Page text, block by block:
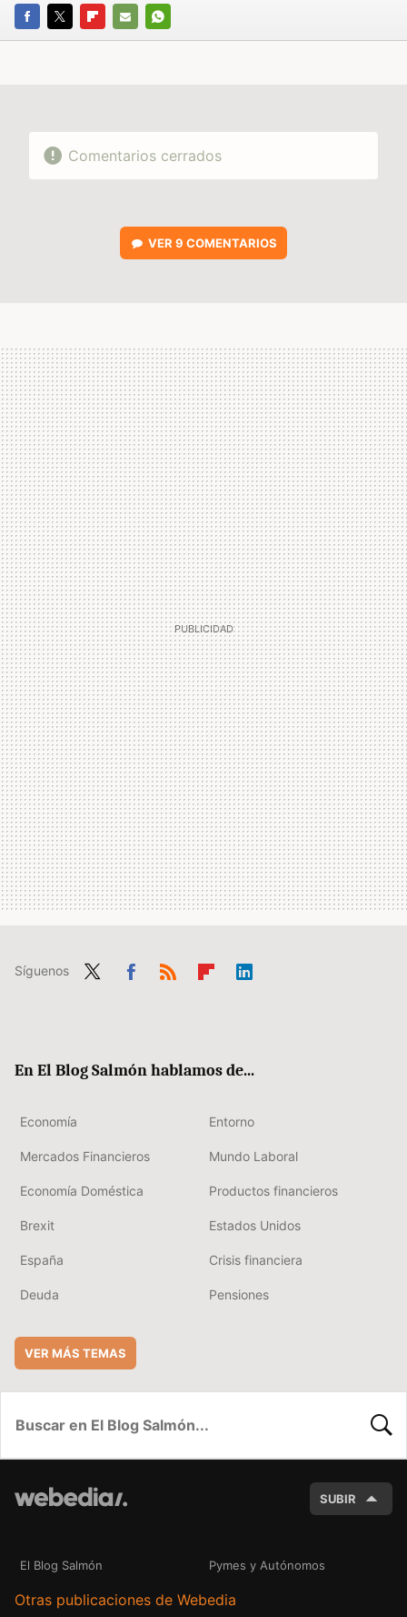
FACEBOOK
TWITTERFLIPBOARD
E-
WHATSAPP
Comentarios cerrados
VER 9 COMENTARIOS
Síguenos
En El Blog Salmón hablamos de...
Economía Entorno
Mercados Financieros Mundo Laboral
Economía Doméstica Productos financieros
Brexit Estados Unidos
España Crisis financiera
Deuda Pensiones
VER MÁS TEMAS
SUBIR
El Blog Salmón Pymes y Autónomos
Otras publicaciones de Webedia